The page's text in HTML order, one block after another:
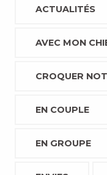
ACTUALITÉS
AVEC MON
CROQUER
EN COUPLE
EN GROUPE